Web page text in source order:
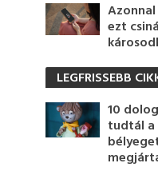
ezt
LEGFRISSEBB
10
tudtál a